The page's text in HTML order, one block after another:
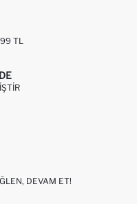
TL
DEVAM ET!